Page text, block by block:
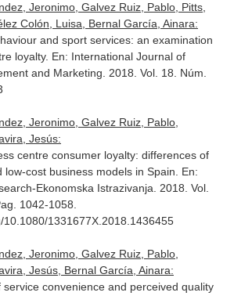
Jeronimo, Galvez Ruiz, Pablo, Pitts,
Colón, Luisa, Bernal García, Ainara:
and sport services: an examination
loyalty. En: International Journal of
and Marketing . 2018. Vol. 18. Núm.
Jeronimo, Galvez Ruiz, Pablo,
Jesús:
centre consumer loyalty: differences of
low-cost business models in Spain. En:
Ekonomska Istrazivanja . 2018. Vol.
1042-1058.
10.1080/1331677X.2018.1436455
Jeronimo, Galvez Ruiz, Pablo,
Jesús, Bernal García, Ainara:
service convenience and perceived quality